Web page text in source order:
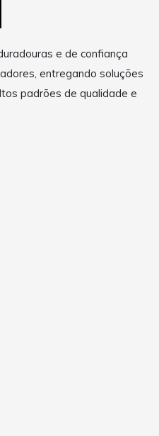
e de confiança
entregando soluções
padrões de qualidade e